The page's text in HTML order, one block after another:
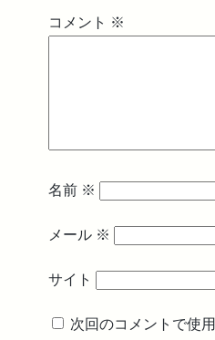
コメント ※
名前 ※
メール ※
サイト
次回のコメントで使